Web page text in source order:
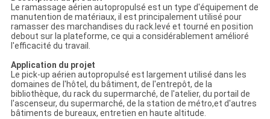
Le ramassage aérien autopropulsé est un type d'équipement de
manutention de matériaux, il est principalement utilisé pour
ramasser des marchandises du rack.levé et tourné en position
debout sur la plateforme, ce qui a considérablement amélioré
l'efficacité du travail.
Application du projet
Le pick-up aérien autopropulsé est largement utilisé dans les
domaines de l'hôtel, du bâtiment, de l'entrepôt, de la
bibliothèque, du rack du supermarché, de l'atelier, du portail de
l'ascenseur, du supermarché, de la station de métro,et d'autres
bâtiments de bureaux, entretien en haute altitude.